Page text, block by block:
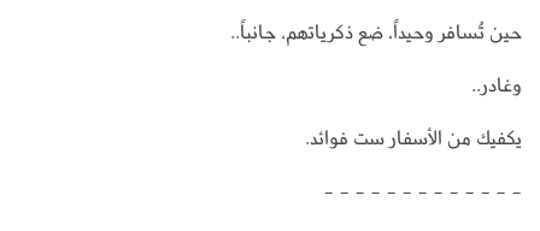
حين تُسافر وحيداً، ضع ذكرياتهم، جانباً..
وغادر..
يكفيك من الأسفار ست فوائد.
- - - - - - - - - - - - -